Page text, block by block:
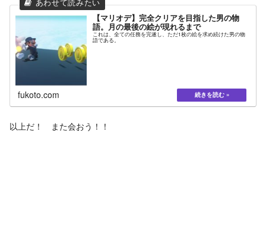
【マリオデ】完全クリアを目指した男の物
語。月の最後の絵が現れるまで
これは、全ての任務を完遂し、ただ1枚の絵を求め続けた男の物
語である。
fukoto.com
以上だ！ また会おう！！